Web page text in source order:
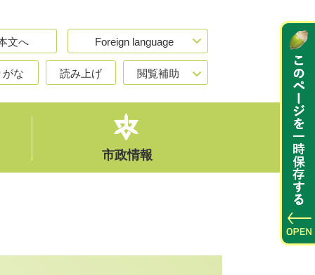
文へ Foreign language
がな 読み上げ 閲覧補助
市政情報